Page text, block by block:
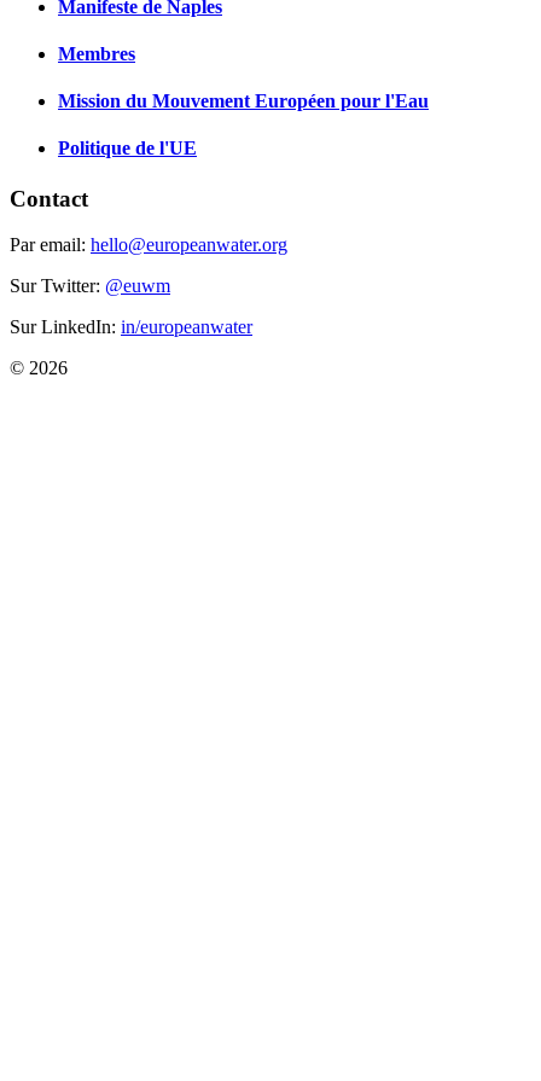
Manifeste de Naples
Membres
Mission du Mouvement Européen pour l'Eau
Politique de l'UE
Contact
Par email: hello@europeanwater.org
Sur Twitter: @euwm
Sur LinkedIn: in/europeanwater
© 2026